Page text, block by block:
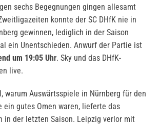
sechs Begegnungen gingen allesamt
konnte der SC DHfK nie in
gewinnen, lediglich in der Saison
ein Unentschieden. Anwurf der Partie ist
um 19:05 Uhr. Sky und das DHfK-
live.
warum Auswärtsspiele in Nürnberg für den
ein gutes Omen waren, lieferte das
in der letzten Saison. Leipzig verlor mit